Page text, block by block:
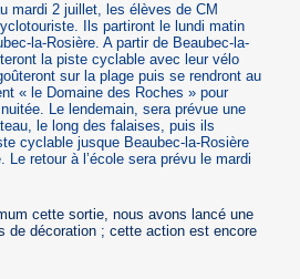
mardi 2 juillet, les élèves de CM
Ils partiront le lundi matin
la-Rosière. A partir de Beaubec-la-
la piste cyclable avec leur vélo
sur la plage puis se rendront au
« le Domaine des Roches » pour
Le lendemain, sera prévue une
le long des falaises, puis ils
cyclable jusque Beaubec-la-Rosière
Le retour à l’école sera prévu le mardi
cette sortie, nous avons lancé une
de décoration ; cette action est encore